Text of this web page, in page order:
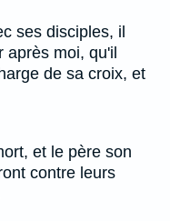
ses disciples, il
après moi, qu'il
de sa croix, et
et le père son
contre leurs